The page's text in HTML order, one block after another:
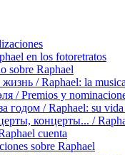
en los fotoretratos
sobre Raphael
/ Raphael: la
/ Premios y
годом / Raphael: su
концерты... /
cuenta
sobre Raphael